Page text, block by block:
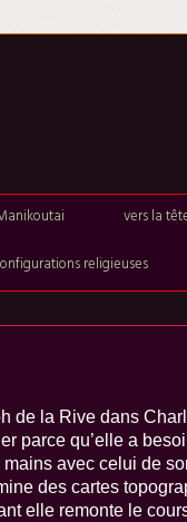
vers la
religieuses
de la Rive dans
parce qu’elle a
avec celui de
des cartes
elle remonte le